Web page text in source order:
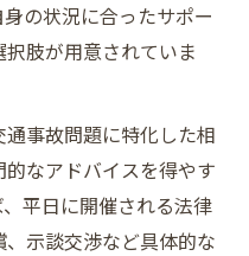
の状況に合ったサポー
肢が用意されていま
事故問題に特化した相
なアドバイスを得やす
平日に開催される法律
示談交渉など具体的な